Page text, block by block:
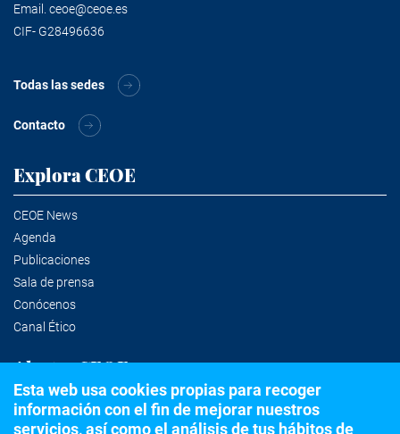
Email. ceoe@ceoe.es
CIF- G28496636
Todas las sedes
Contacto
Explora CEOE
CEOE News
Agenda
Publicaciones
Sala de prensa
Conócenos
Canal Ético
Alertas CEOE
Suscríbete a la newsletter
Esta web usa cookies propias para recoger
información con el fin de mejorar nuestros
servicios, así como el análisis de tus hábitos de